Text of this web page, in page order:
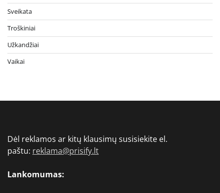
Sveikata
Troškiniai
Užkandžiai
Vaikai
Dėl reklamos ar kitų klausimų susisiekite el.
paštu: reklama@prisify.lt
Lankomumas: